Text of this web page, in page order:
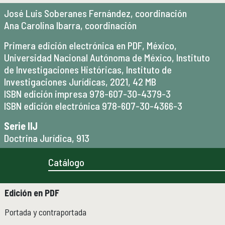
Seminarios
Micrositios
Investigación posdoctoral
Actividades académicas
ACTIVIDADES ACADÉMICAS
Actividades académicas por año
Formación
FORMACIÓN
Posgrado
Olimpiadas
Servicio Social
Educación Continua
EDUCACIÓN CONTINUA
Cursos y diplomados vigentes
Próximamente
José Luis Soberanes Fernández, coordinación
Ana Carolina Ibarra, coordinación
Primera edición electrónica en PDF, México,
Universidad Nacional Autónoma de México, Instituto
de Investigaciones Históricas, Instituto de
Investigaciones Jurídicas, 2021, 42 MB
ISBN edición impresa 978-607-30-4379-3
ISBN edición electrónica 978-607-30-4366-3
Serie IIJ
Doctrina Jurídica, 913
Catálogo
Edición en PDF
Portada y contraportada